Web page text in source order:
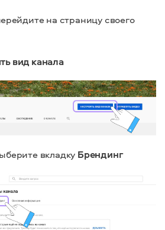
на страницу своего
вид канала
вкладку Брендинг